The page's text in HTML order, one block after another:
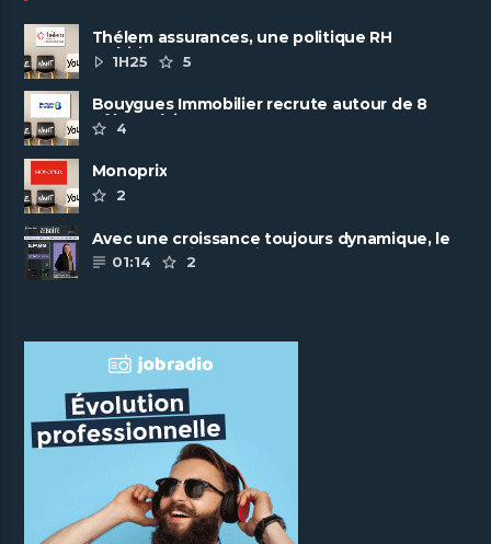
Thélem assurances, une politique RH
ambitieuse
1H25 5
Bouygues Immobilier recrute autour de 8
pôles métiers
4
Monoprix
2
Avec une croissance toujours dynamique, le
groupe Scalian continue de ......
01:14 2